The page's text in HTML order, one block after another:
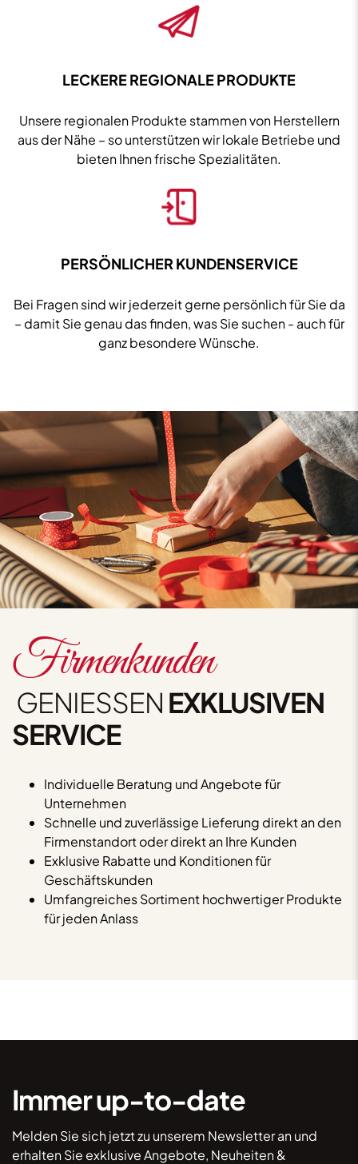
LECKERE REGIONALE PRODUKTE
Unsere regionalen Produkte stammen von Herstellern
aus der Nähe – so unterstützen wir lokale Betriebe und
bieten Ihnen frische Spezialitäten.
PERSÖNLICHER KUNDENSERVICE
Bei Fragen sind wir jederzeit gerne persönlich für Sie da
– damit Sie genau das finden, was Sie suchen - auch für
ganz besondere Wünsche.
Firmenkunden
GENIESSEN EXKLUSIVEN
SERVICE
Individuelle Beratung und Angebote für
Unternehmen
Schnelle und zuverlässige Lieferung direkt an den
Firmenstandort oder direkt an Ihre Kunden
Exklusive Rabatte und Konditionen für
Geschäftskunden
Umfangreiches Sortiment hochwertiger Produkte
für jeden Anlass
Immer up-to-date
Melden Sie sich jetzt zu unserem Newsletter an und
erhalten Sie exklusive Angebote, Neuheiten &